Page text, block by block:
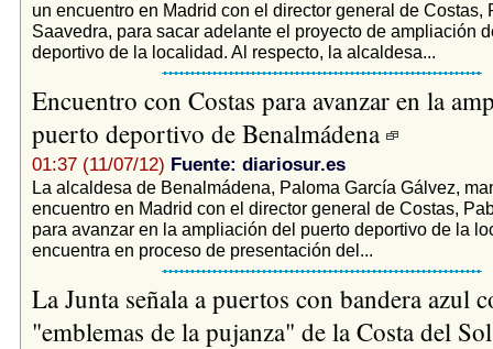
un encuentro en Madrid con el director general de Costas,
Saavedra, para sacar adelante el proyecto de ampliación
deportivo de la localidad. Al respecto, la alcaldesa...
Encuentro con Costas para avanzar en la
puerto deportivo de Benalmádena
01:37 (11/07/12) Fuente: diariosur.es
La alcaldesa de Benalmádena, Paloma García Gálvez,
encuentro en Madrid con el director general de Costas,
para avanzar en la ampliación del puerto deportivo de la
encuentra en proceso de presentación del...
La Junta señala a puertos con bandera azul
"emblemas de la pujanza" de la Costa del